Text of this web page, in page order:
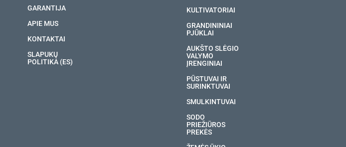
GARANTIJA
APIE MUS
KONTAKTAI
SLAPUKŲ
POLITIKA (ES)
KULTIVATORIAI
GRANDININIAI
PJŪKLAI
AUKŠTO SLĖGIO
VALYMO
ĮRENGINIAI
PŪSTUVAI IR
SURINKTUVAI
SMULKINTUVAI
SODO
PRIEŽIŪROS
PREKĖS